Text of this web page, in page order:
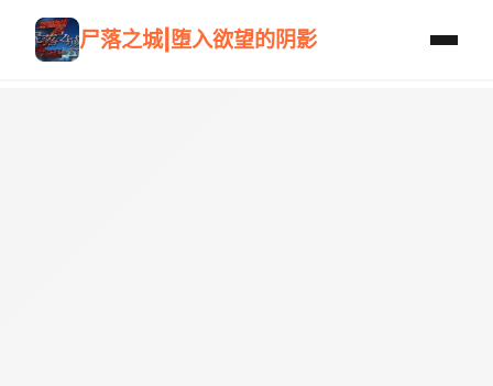
尸落之城|堕入欲望的阴影